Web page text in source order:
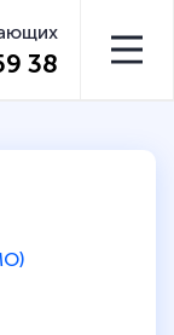
38